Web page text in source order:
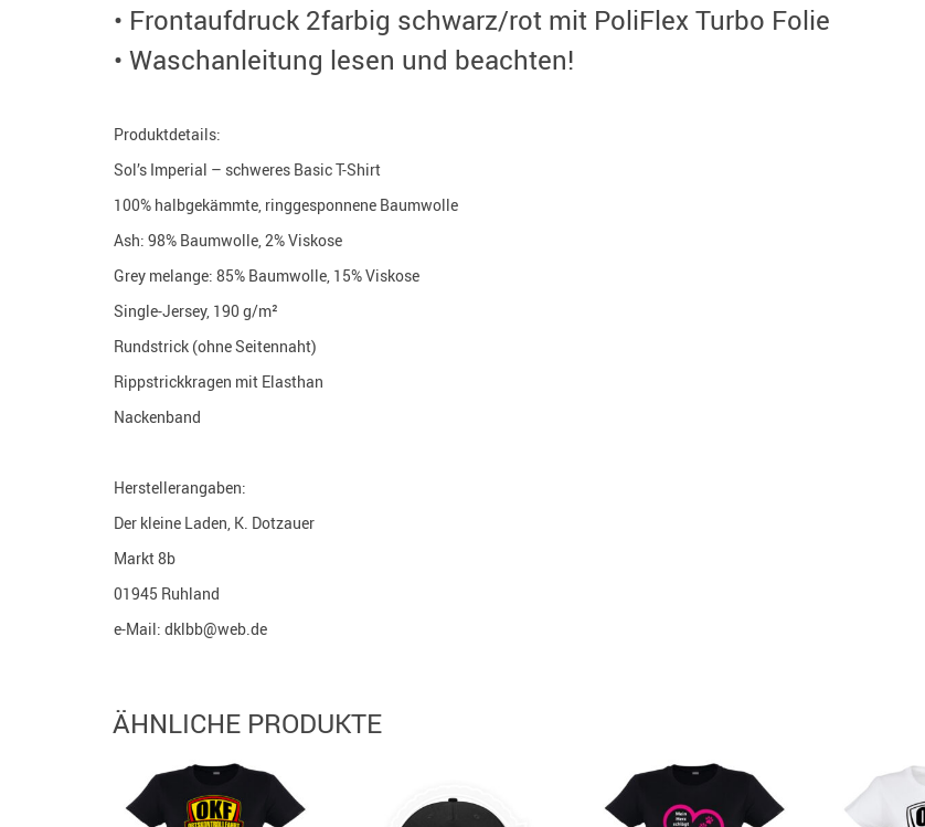
• Frontaufdruck 2farbig schwarz/rot mit PoliFlex Turbo Folie
• Waschanleitung lesen und beachten!
Produktdetails:
Sol’s Imperial – schweres Basic T-Shirt
100% halbgekämmte, ringgesponnene Baumwolle
Ash: 98% Baumwolle, 2% Viskose
Grey melange: 85% Baumwolle, 15% Viskose
Single-Jersey, 190 g/m²
Rundstrick (ohne Seitennaht)
Rippstrickkragen mit Elasthan
Nackenband
Herstellerangaben:
Der kleine Laden, K. Dotzauer
Markt 8b
01945 Ruhland
e-Mail: dklbb@web.de
ÄHNLICHE PRODUKTE